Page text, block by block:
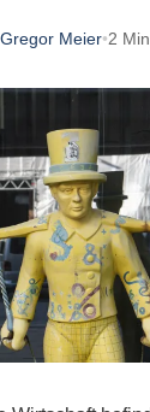
Gregor Meier•2